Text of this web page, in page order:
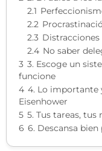
2.1
2.2
2.3 Distracciones
2.4 No saber
3 3. Escoge un
funcione
4 4. Lo importante
Eisenhower
5 5. Tus tareas, tus
6 6. Descansa